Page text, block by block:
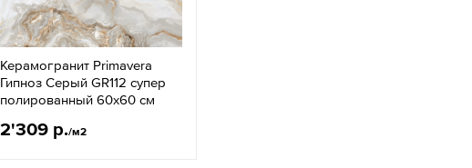
Керамогранит Primavera
Гипноз Серый GR112 супер
полированный 60x60 см
2'309 р./м2